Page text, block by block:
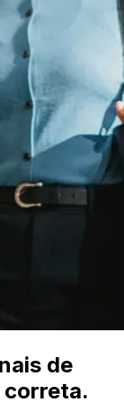
de
correta.